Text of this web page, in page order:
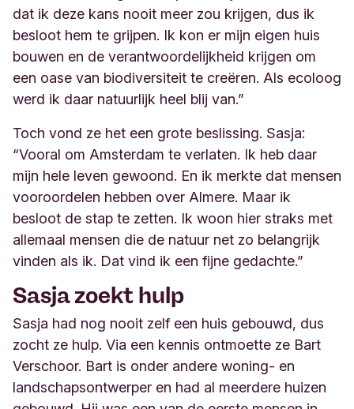
dat ik deze kans nooit meer zou krijgen, dus ik
besloot hem te grijpen. Ik kon er mijn eigen huis
bouwen en de verantwoordelijkheid krijgen om
een oase van biodiversiteit te creëren. Als ecoloog
werd ik daar natuurlijk heel blij van.”
Toch vond ze het een grote beslissing. Sasja:
“Vooral om Amsterdam te verlaten. Ik heb daar
mijn hele leven gewoond. En ik merkte dat mensen
vooroordelen hebben over Almere. Maar ik
besloot de stap te zetten. Ik woon hier straks met
allemaal mensen die de natuur net zo belangrijk
vinden als ik. Dat vind ik een fijne gedachte.”
Sasja zoekt hulp
Sasja had nog nooit zelf een huis gebouwd, dus
zocht ze hulp. Via een kennis ontmoette ze Bart
Verschoor. Bart is onder andere woning- en
landschapsontwerper en had al meerdere huizen